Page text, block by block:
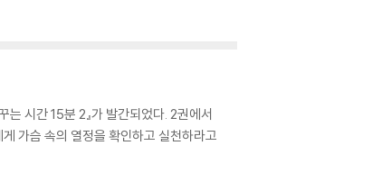
는 시간 15분 2』가 발간되었다. 2권에서
가슴 속의 열정을 확인하고 실천하라고